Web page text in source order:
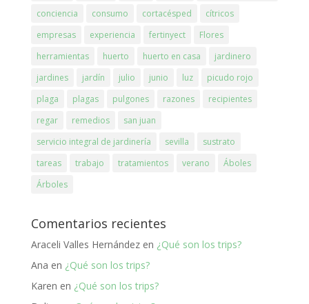
conciencia
consumo cortacésped
cítricos
empresas
experiencia fertinyect
Flores
herramientas
huerto huerto en casa
jardinero
jardines
jardín julio junio luz
picudo rojo
plaga
plagas pulgones razones
recipientes
regar
remedios
san juan
servicio integral de jardinería
sevilla
sustrato
tareas
trabajo tratamientos verano
Áboles
Árboles
Comentarios recientes
Araceli Valles Hernándezen ¿Qué son los trips?
Ana en ¿Qué son los trips?
Karen en ¿Qué son los trips?